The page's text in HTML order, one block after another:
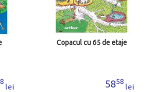
lei
Copacul cu 39 de etaje
4949
lei